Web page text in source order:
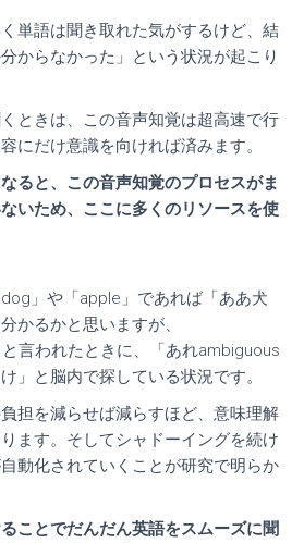
単語は聞き取れた気がするけど、結
からなかった」という状況が起こり
ときは、この音声知覚は超高速で行
にだけ意識を向ければ済みます。
ると、この音声知覚のプロセスがま
いため、ここに多くのリソースを使
」や「apple」であれば「ああ犬
かるかと思いますが、
言われたときに、「あれambiguous
」と脳内で探している状況です。
担を減らせば減らすほど、意味理解
ます。そしてシャドーイングを続け
動化されていくことが研究で明らか
ことでだんだん英語をスムーズに聞